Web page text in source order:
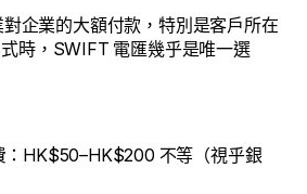
對企業的大額付款，特別是客戶所在
時，SWIFT 電匯幾乎是唯一選
：HK$50–HK$200 不等（視乎銀